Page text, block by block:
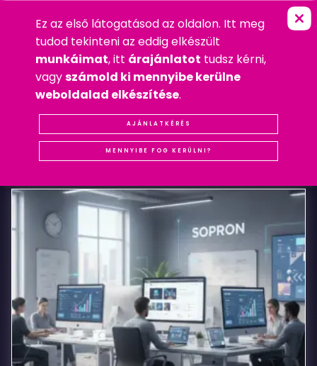
OPRONI S ZÁLLÁS »
WEBDESIGN
2008. NOVEMBER 1. SZOMBAT
WEBDESIGN
#REFERENCIA
#SOPRON
KAPCSOLÓDÓBEJEGYZÉSEK
Ez az első látogatásod az oldalon. Itt meg
tudod tekinteni az eddig elkészült
munkáimat, itt árajánlatot tudsz kérni,
vagyszámold ki mennyibe kerülne
weboldalad elkészítése.
AJÁNLATKÉRÉS
MENNYIBE FOG KERÜLNI?